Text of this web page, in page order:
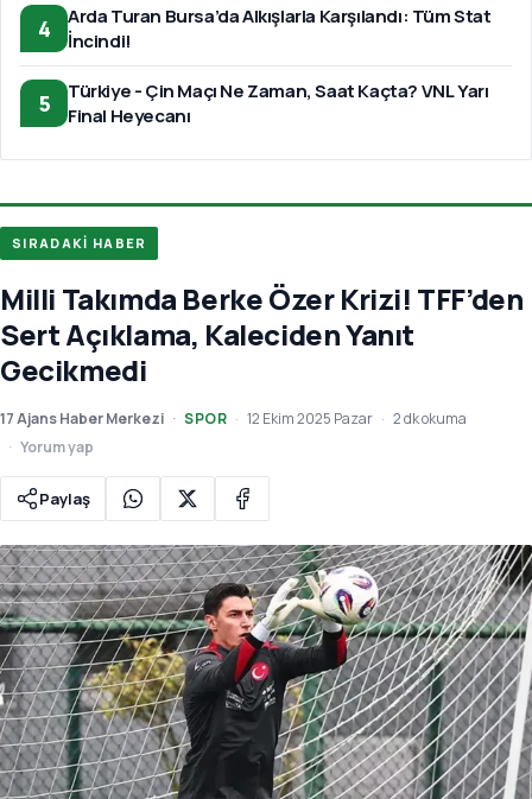
4
Arda Turan Bursa’da Alkışlarla Karşılandı: Tüm Stat
İncindi!
5
Türkiye - Çin Maçı Ne Zaman, Saat Kaçta? VNL Yarı
Final Heyecanı
SIRADAKİ HABER
Milli Takımda Berke Özer Krizi! TFF’den
Sert Açıklama, Kaleciden Yanıt
Gecikmedi
17 Ajans Haber Merkezi SPOR 12 Ekim 2025 Pazar
2 dk okuma
Yorum yap
Paylaş